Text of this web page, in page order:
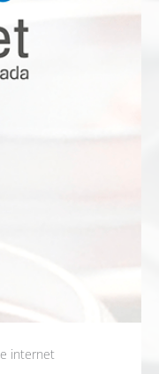
internet